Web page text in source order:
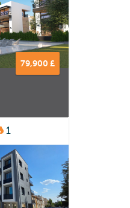
79,900 £
1